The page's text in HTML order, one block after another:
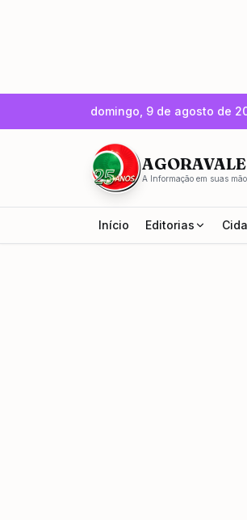
domingo, 9 de agosto de
AGORAVALE
A Informação em suas
Início Editorias